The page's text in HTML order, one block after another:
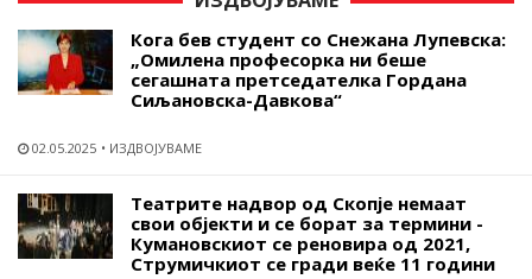
Кога бев студент со Снежана Лупевска:
„Омилена професорка ни беше
сегашната претседателка Гордана
Сиљановска-Давкова“
02.05.2025 ИЗДВОЈУВАМЕ
Театрите надвор од Скопје немаат
свои објекти и се борат за термини -
Кумановскиот се реновира од 2021,
Струмичкиот се гради веќе 11 години